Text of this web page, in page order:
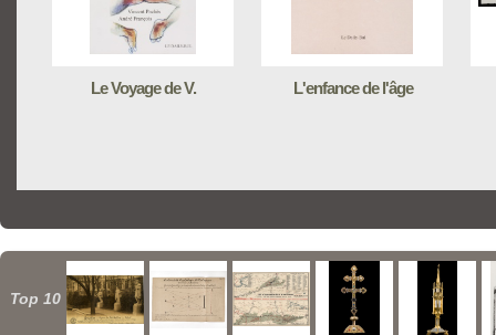
Le Voyage de V. L'enfance de l'âge
Top 10